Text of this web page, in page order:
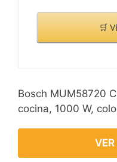
🛒
Bosch MUM58720
cocina, 1000 W,